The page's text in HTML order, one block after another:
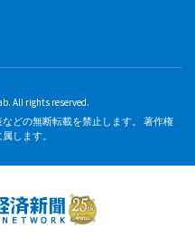
All rights reserved.
どの無断転載を禁止します。 著作権
します。